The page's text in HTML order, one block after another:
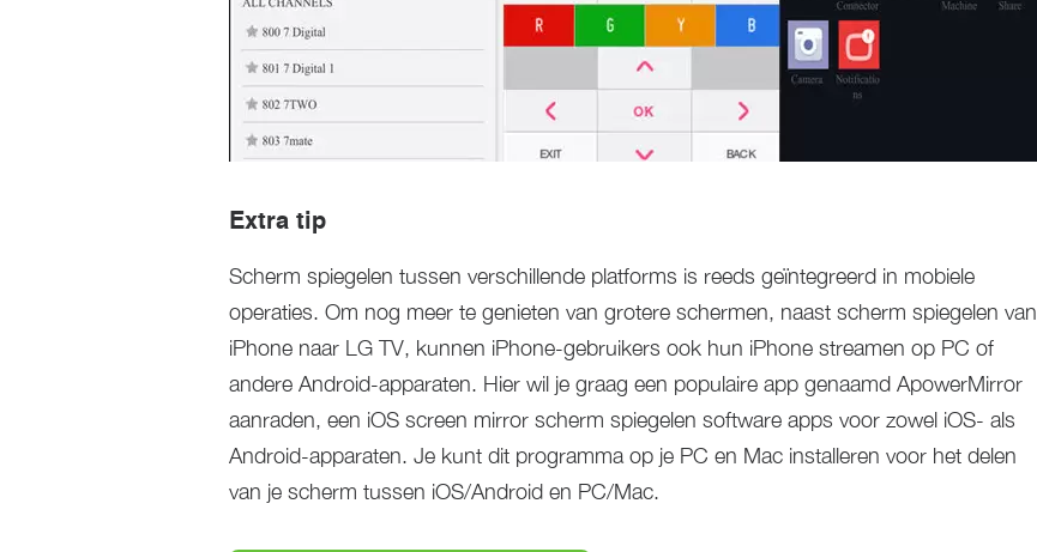
Extra tip
Scherm spiegelen tussen verschillende platforms is reeds geïntegreerd in mobiele
operaties. Om nog meer te genieten van grotere schermen, naast scherm spiegelen van
iPhone naar LG TV, kunnen iPhone-gebruikers ook hun iPhone streamen op PC of
andere Android-apparaten. Hier wil je graag een populaire app genaamd ApowerMirror
aanraden, een iOS screen mirror scherm spiegelen software apps voor zowel iOS- als
Android-apparaten. Je kunt dit programma op je PC en Mac installeren voor het delen
van je scherm tussen iOS/Android en PC/Mac.